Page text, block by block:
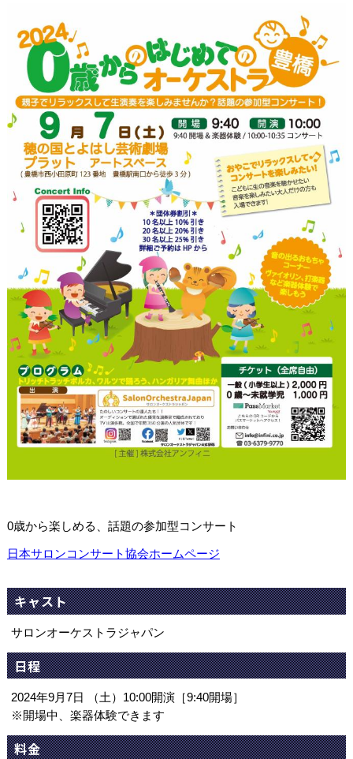
0歳から楽しめる、話題の参加型コンサート
日本サロンコンサート協会ホームページ
キャスト
サロンオーケストラジャパン
日程
2024年9月7日 （土）10:00開演［9:40開場］
※開場中、楽器体験できます
料金